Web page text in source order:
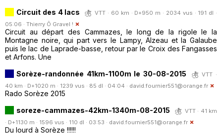
Circuit des 4 lacs
VTT · 60 km · D+950 m · 2034 vus · 191 dl ·
05:06 · Thierry Ô Gravel !
Circuit au départ des Cammazes, le long de la rigole le la
Montagne noire, qui part vers le Lampy, Alzeau et la Galaube
puis le lac de Laprade-basse, retour par le Croix des Fangasses
et Arfons. Une
Sorèze-randonnée 41km-1100m le 30-08-2015
VTT ·
40 km · D+1020 m · 1239 vus · 85 dl · 04:04 · david.fournier551@orange.fr
Rado Sorèze 2015
soreze-cammazes-42km-1340m-08-2015
VTT · 41 km
· D+1130 m · 1596 vus · 110 dl · 03:53 · david.fournier551@orange.fr
Du lourd à Sorèze !!!!!!